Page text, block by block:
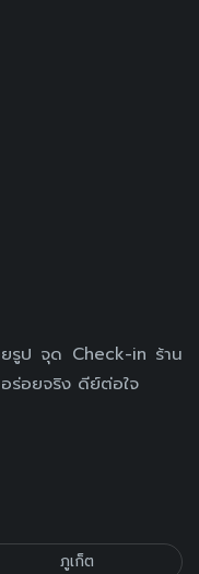
ยรูป จุด Check-in ร้าน
ร่อยจริง ดีย์ต่อใจ
ภูเก็ต